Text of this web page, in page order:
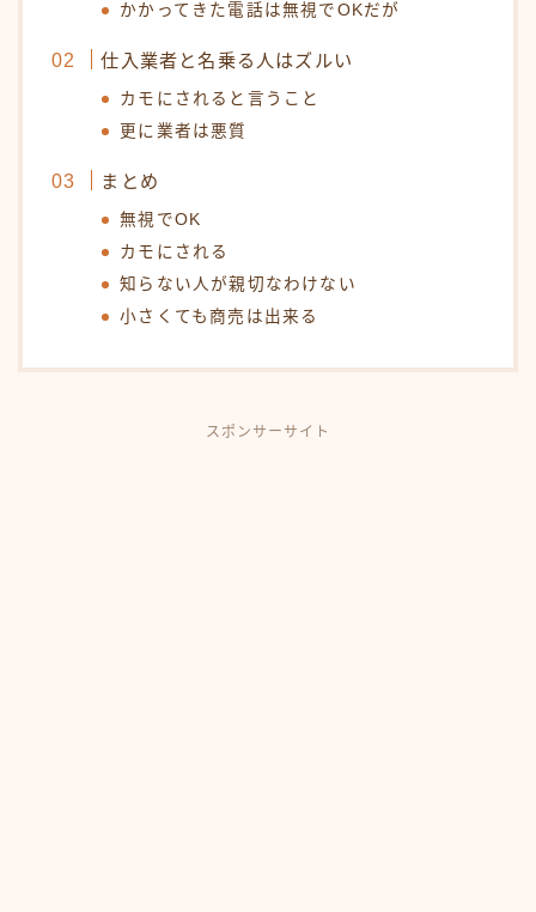
かかってきた電話は無視でOKだが
仕入業者と名乗る人はズルい
カモにされると言うこと
更に業者は悪質
まとめ
無視でOK
カモにされる
知らない人が親切なわけない
小さくても商売は出来る
スポンサーサイト